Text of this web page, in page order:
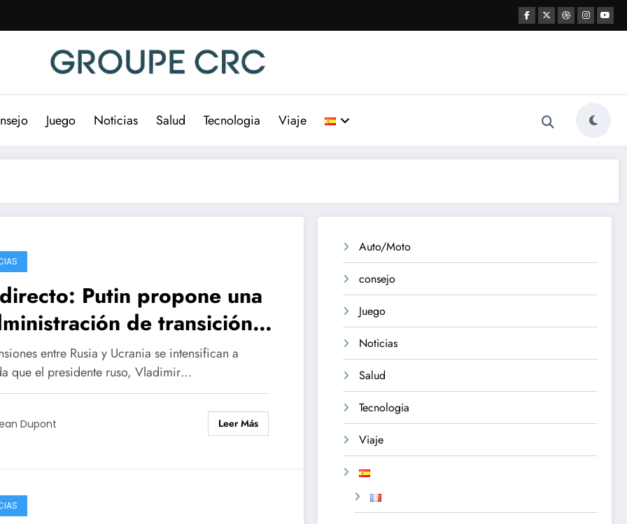
Juego Noticias Salud Tecnologia Viaje
Putin propone una
de transición”
Ucrania bajo la
de la ONU.
entre Rusia y Ucrania se intensifican a
que el presidente ruso, Vladimir…
Dupont Leer Más
Auto/Moto
consejo
Juego
Noticias
Salud
Tecnologia
Viaje